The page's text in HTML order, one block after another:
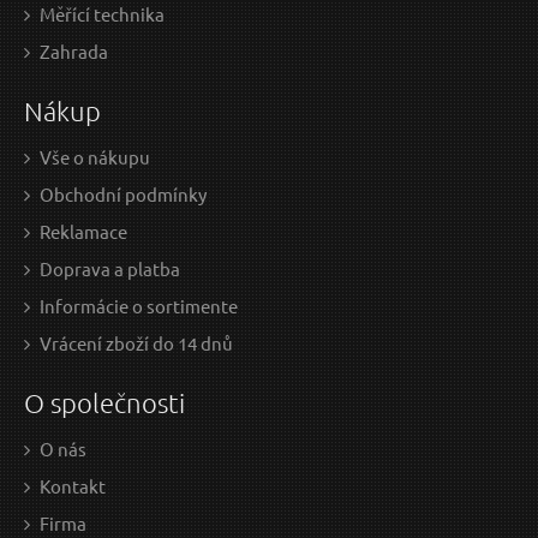
10.56 EUR bez DPH
Skladem
Měřící technika
Zahrada
Nákup
Vše o nákupu
Obchodní podmínky
Reklamace
Doprava a platba
Informácie o sortimente
Vrácení zboží do 14 dnů
O společnosti
O nás
Kontakt
Firma